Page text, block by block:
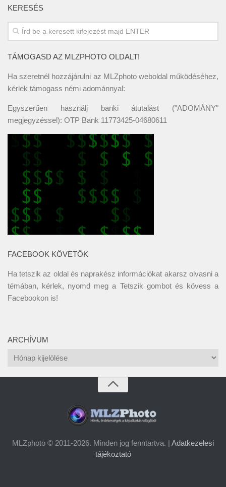
KERESÉS
TÁMOGASD AZ MLZPHOTO OLDALT!
Ha szeretnél hozzájárulni az MLZphoto weboldal működéséhez,
kérlek támogass némi adománnyal:
Egyszerűen használj banki átutalást ("ADOMÁNY"
megjegyzéssel): OTP Bank 11773425-04680611
FACEBOOK KÖVETŐK
Ha tetszik az oldal és naprakész információkat akarsz olvasni a
témában, kérlek, nyomd meg a Tetszik gombot és kövess a
Facebookon is!
ARCHÍVUM
Archívum
MLZphoto © 2011-2026. Minden jog fenntartva. | Adatkezelesi
tájékoztató